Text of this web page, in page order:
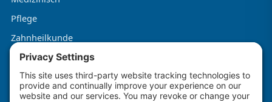
Pflege
Zahnheilkunde
Physiotherapie
Radiologie
Geburtshilfe